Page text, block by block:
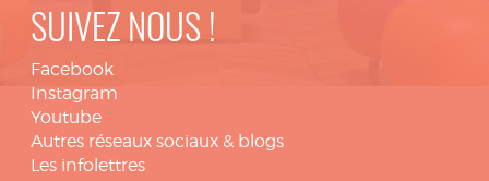
SUIVEZ NOUS !
Facebook
Instagram
Youtube
Autres réseaux sociaux & blogs
Les infolettres